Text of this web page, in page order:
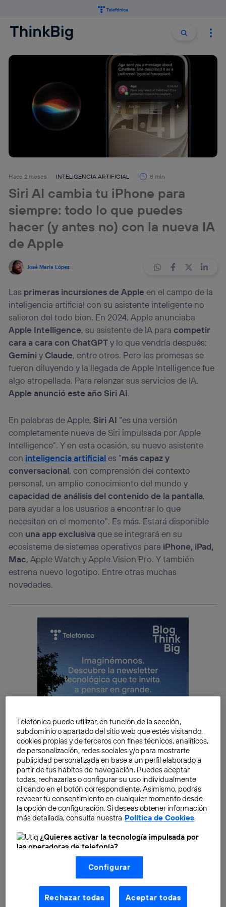
Buscar
Hace 2 meses INTELIGENCIA ARTIFICIAL 8 min
Siri AI cambia tu iPhone para
siempre: todo lo que puedes
hacer (y antes no) con la nueva IA
de Apple
José María López
Las primeras incursiones de Apple en el campo de la
inteligencia artificial con su asistente inteligente no
salieron del todo bien. En 2024, Apple anunciaba
Apple Intelligence, su asistente de IA paracompetir
cara a cara con ChatGPTy lo que vendría después:
Gemini y Claude, entre otros. Pero las promesas se
fueron diluyendo y la llegada de Apple Intelligence fue
algo atropellada. Para relanzar sus servicios de IA,
Apple anunció este año Siri AI.
En palabras de Apple,Siri AI “es una versión
completamente nueva de Siri impulsada por Apple
Intelligence”. Y en esta ocasión, su nuevo asistente
con inteligencia artificiales “más capaz y
conversacional, con comprensión del contexto
personal, un amplio conocimiento del mundo y
capacidad de análisis del contenido de la pantalla,
para ayudar a los usuarios a encontrar lo que
necesitan en el momento”. Es más. Estará disponible
con una app exclusivaque se integrará en su
ecosistema de sistemas operativos para iPhone, iPad,
Mac, Apple Watch y Apple Vision Pro. Y también
estrena nuevo logotipo. Entre otras muchas
novedades.
En un artículo anterior sobrepredicciones de Apple
para 2026, uno de los temas más comentados por los
expertos era el probable lanzamiento deuna nueva
Siri integrada con Apple Intelligence. Algo que se ha
hecho realidad. Apple está a mucha distancia de su
competencia en este sentido, a pesar de que sus chips
y dispositivos puedenejecutar aplicaciones y
modelos de IAen modo local con relativa facilidad.
Pero está obligada a tener su propio asistente de IA. Y
Telefónica puede utilizar, en función de la sección,
subdominio o apartado del sitio web que estés visitando,
cookies propias y de terceros con fines técnicos, analíticos,
de personalización, redes sociales y/o para mostrarte
publicidad personalizada en base a un perfil elaborado a
partir de tus hábitos de navegación. Puedes aceptar
todas, rechazarlas o configurar su uso individualmente
clicando en el botón correspondiente. Asimismo, podrás
revocar tu consentimiento en cualquier momento desde
la opción de configuración. Si deseas obtener información
más detallada, consulta nuestra Política de Cookies.
¿Quieres activar la tecnología impulsada por
las operadoras de telefonía?
Nosotros, Telefónica S.A., utilizamos la tecnología Utiq para
realizar nuestras acciones de marketing digital o análisis
(como se describe en este aviso de consentimiento)
basadas en tu navegación en nuestra(s) web(s)
aquí (solo cuando utilizas una conexión a
internet habilitada , proporcionada por una de las
Configurar
Rechazar todas Aceptar todas